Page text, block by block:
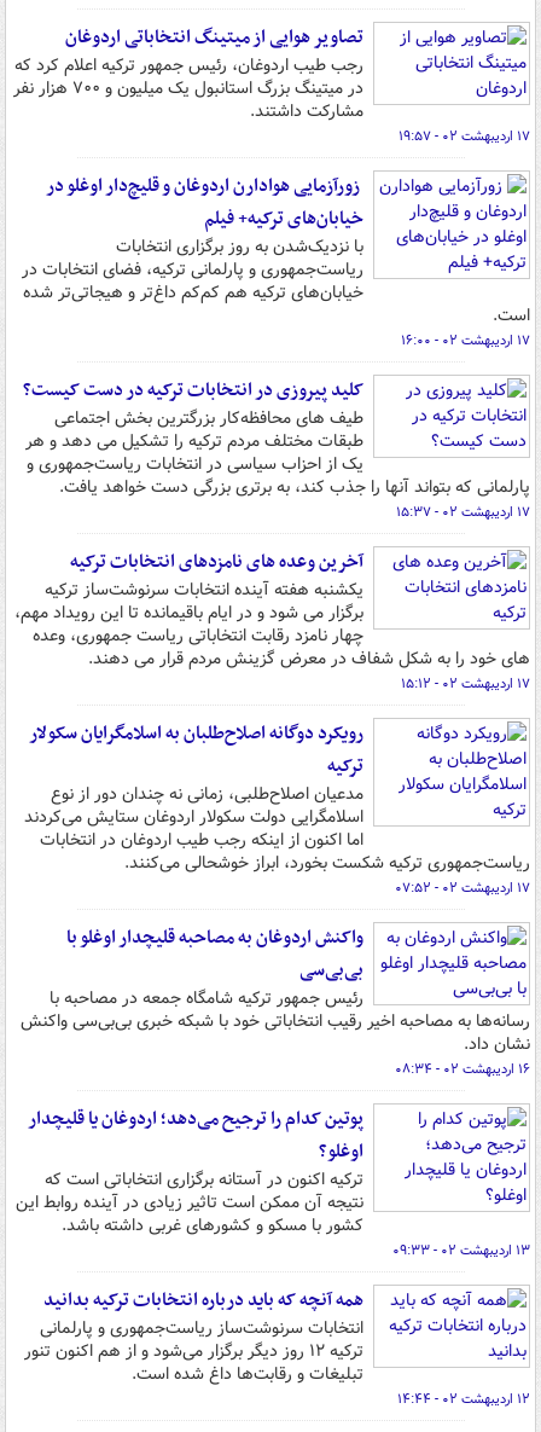
تصاویر هوایی از میتینگ انتخاباتی اردوغان
رجب طیب اردوغان، رئیس جمهور ترکیه اعلام کرد که
در میتینگ بزرگ استانبول یک میلیون و ۷۰۰ هزار نفر
مشارکت داشتند.
۱۷ اردیبهشت ۰۲ - ۱۹:۵۷
زورآزمایی هوادارن اردوغان و قلیچ‌دار اوغلو در
خیابان‌های ترکیه+ فیلم
با نزدیک‌شدن به روز برگزاری انتخابات
ریاست‌جمهوری و پارلمانی ترکیه، فضای انتخابات در
خیابان‌های ترکیه هم کم‌کم داغ‌تر و هیجاتی‌تر شده
است.
۱۷ اردیبهشت ۰۲ - ۱۶:۰۰
کلید پیروزی در انتخابات ترکیه در دست کیست؟
طیف های محافظه‌کار بزرگترین بخش اجتماعی
طبقات مختلف مردم ترکیه را تشکیل می دهد و هر
یک از احزاب سیاسی در انتخابات ریاست‌جمهوری و
پارلمانی که بتواند آنها را جذب کند، به برتری بزرگی دست خواهد یافت.
۱۷ اردیبهشت ۰۲ - ۱۵:۳۷
آخرین وعده های نامزدهای انتخابات ترکیه
یکشنبه هفته آینده انتخابات سرنوشت‌ساز ترکیه
برگزار می شود و در ایام باقیمانده تا این رویداد مهم،
چهار نامزد رقابت انتخاباتی ریاست جمهوری، وعده
های خود را به شکل شفاف در معرض گزینش مردم قرار می دهند.
۱۷ اردیبهشت ۰۲ - ۱۵:۱۲
رویکرد دوگانه اصلاح‌طلبان به اسلامگرایان سکولار
ترکیه
مدعیان اصلاح‌طلبی، زمانی نه چندان دور از نوع
اسلامگرایی دولت سکولار اردوغان ستایش می‌کردند
اما اکنون از اینکه رجب طیب اردوغان در انتخابات
ریاست‌جمهوری ترکیه شکست بخورد، ابراز خوشحالی می‌کنند.
۱۷ اردیبهشت ۰۲ - ۰۷:۵۲
واکنش اردوغان به مصاحبه قلیچدار اوغلو با
بی‌بی‌سی
رئیس جمهور ترکیه شامگاه جمعه در مصاحبه با
رسانه‌ها به مصاحبه اخیر رقیب انتخاباتی خود با شبکه خبری بی‌بی‌سی واکنش
نشان داد.
۱۶ اردیبهشت ۰۲ - ۰۸:۳۴
پوتین کدام را ترجیح می‌دهد؛ اردوغان یا قلیچدار
اوغلو؟
ترکیه اکنون در آستانه برگزاری انتخاباتی است که
نتیجه آن ممکن است تاثیر زیادی در آینده روابط این
کشور با مسکو و کشورهای غربی داشته باشد.
۱۳ اردیبهشت ۰۲ - ۰۹:۳۳
همه آنچه که باید درباره انتخابات ترکیه بدانید
انتخابات سرنوشت‌ساز ریاست‌جمهوری و پارلمانی
ترکیه ۱۲ روز دیگر برگزار می‌شود و از هم اکنون تنور
تبلیغات و رقابت‌ها داغ شده است.
۱۲ اردیبهشت ۰۲ - ۱۴:۴۴